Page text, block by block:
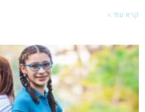
קרא עוד »